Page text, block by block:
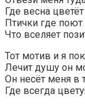
Где весна
Птички где
Что вселяет
Тот мотив и я
Лечит душу он
Он несёт меня в
Где всегда